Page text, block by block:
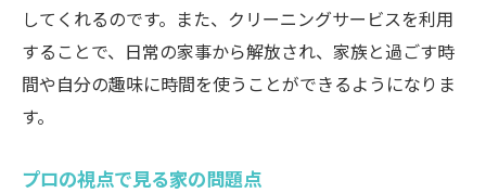
してくれるのです。また、クリーニングサービスを利用
することで、日常の家事から解放され、家族と過ごす時
間や自分の趣味に時間を使うことができるようになりま
す。
プロの視点で見る家の問題点